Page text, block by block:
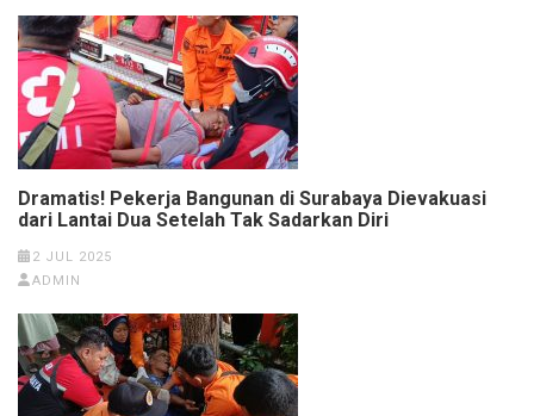
Dramatis! Pekerja Bangunan di Surabaya Dievakuasi
dari Lantai Dua Setelah Tak Sadarkan Diri
2 JUL 2025
ADMIN